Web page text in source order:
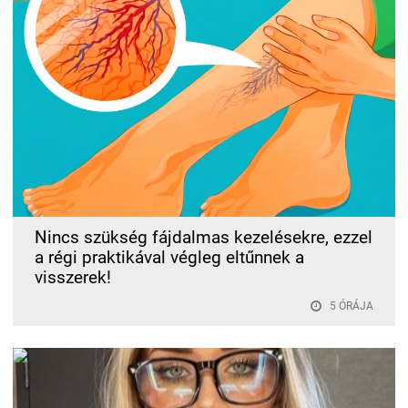
Nincs szükség fájdalmas kezelésekre, ezzel
a régi praktikával végleg eltűnnek a
visszerek!
5 ÓRÁJA